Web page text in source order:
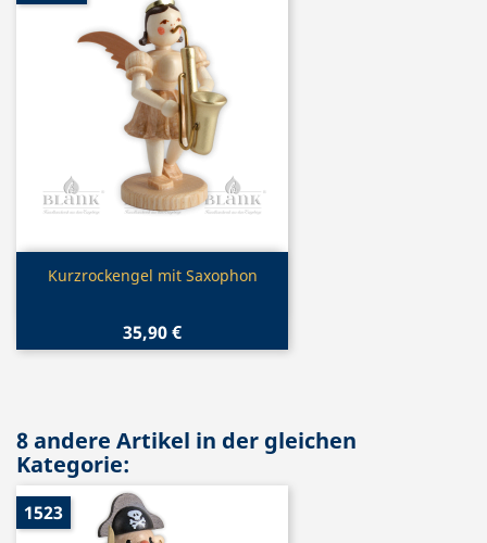
Vorschau
Kurzrockengel mit Saxophon
35,90 €
8 andere Artikel in der gleichen
Kategorie:
1523